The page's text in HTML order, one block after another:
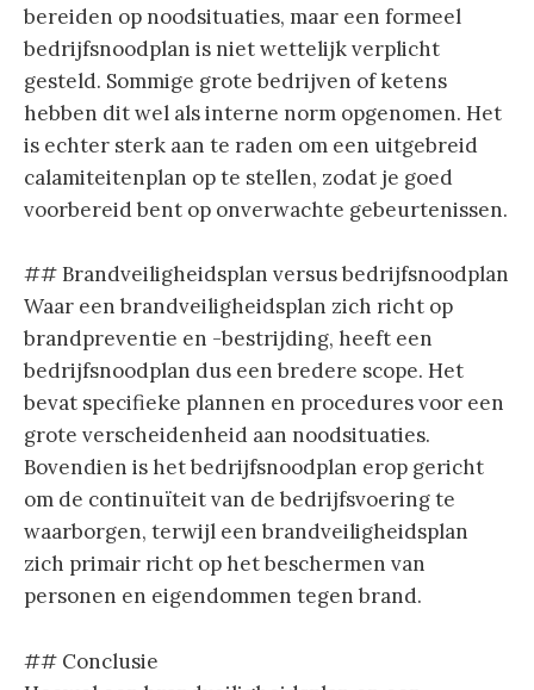
bereiden op noodsituaties, maar een formeel
bedrijfsnoodplan is niet wettelijk verplicht
gesteld. Sommige grote bedrijven of ketens
hebben dit wel als interne norm opgenomen. Het
is echter sterk aan te raden om een uitgebreid
calamiteitenplan op te stellen, zodat je goed
voorbereid bent op onverwachte gebeurtenissen.
## Brandveiligheidsplan versus bedrijfsnoodplan
Waar een brandveiligheidsplan zich richt op
brandpreventie en -bestrijding, heeft een
bedrijfsnoodplan dus een bredere scope. Het
bevat specifieke plannen en procedures voor een
grote verscheidenheid aan noodsituaties.
Bovendien is het bedrijfsnoodplan erop gericht
om de continuïteit van de bedrijfsvoering te
waarborgen, terwijl een brandveiligheidsplan
zich primair richt op het beschermen van
personen en eigendommen tegen brand.
## Conclusie